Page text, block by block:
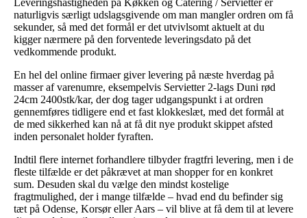
naturligvis særligt udslagsgivende om man mangler ordren om få
sekunder, så med det formål er det utvivlsomt aktuelt at du
kigger nærmere på den forventede leveringsdato på det
vedkommende produkt.
En hel del online firmaer giver levering på næste hverdag på
masser af varenumre, eksempelvis Servietter 2-lags Duni rød
24cm 2400stk/kar, der dog tager udgangspunkt i at ordren
gennemføres tidligere end et fast klokkeslæt, med det formål at
de med sikkerhed kan nå at få dit nye produkt skippet afsted
inden personalet holder fyraften.
Indtil flere internet forhandlere tilbyder fragtfri levering, men i de
fleste tilfælde er det påkrævet at man shopper for en konkret
sum. Desuden skal du vælge den mindst kostelige
fragtmulighed, der i mange tilfælde – hvad end du befinder sig
tæt på Odense, Korsør eller Aars – vil blive at få dem til at levere